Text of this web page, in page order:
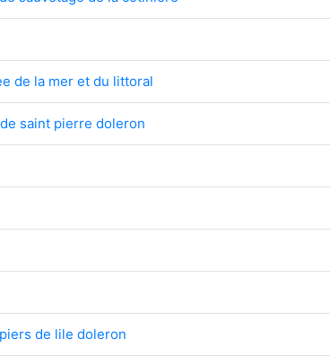
de la mer et du littoral
saint pierre doleron
de lile doleron